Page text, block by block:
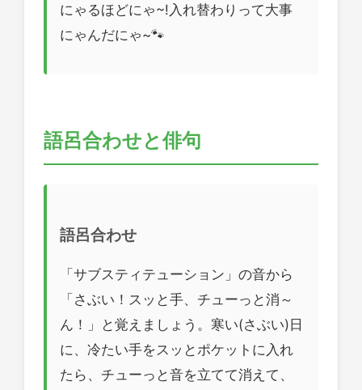
にゃるほどにゃ~!入れ替わりって大事
にゃんだにゃ~🐾
語呂合わせと俳句
語呂合わせ
「サブスティテューション」の音から
「さぶい！スッと手、チューっと消～
ん！」と覚えましょう。寒い(さぶい)日
に、冷たい手をスッとポケットに入れ
たら、チューっと音を立てて消えて、